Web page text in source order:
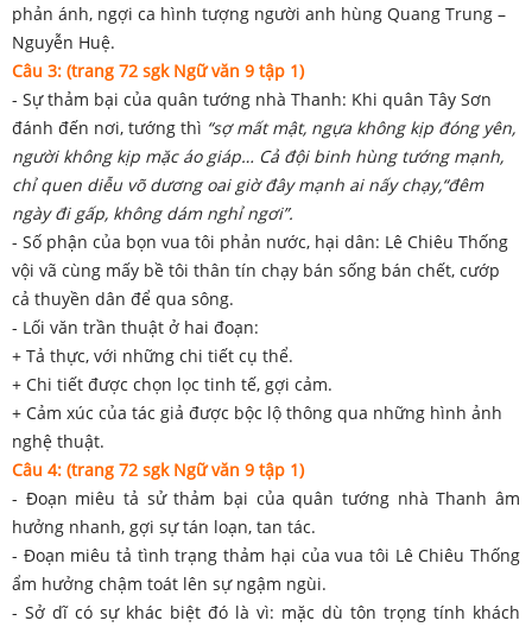
phản ánh, ngợi ca hình tượng người anh hùng Quang Trung –
Nguyễn Huệ.
Câu 3: (trang 72 sgk Ngữ văn 9 tập 1)
- Sự thảm bại của quân tướng nhà Thanh: Khi quân Tây Sơn
đánh đến nơi, tướng thì “sợ mất mật, ngựa không kịp đóng yên,
người không kịp mặc áo giáp… Cả đội binh hùng tướng mạnh,
chỉ quen diễu võ dương oai giờ đây mạnh ai nấy chạy,“đêm
ngày đi gấp, không dám nghỉ ngơi”.
- Số phận của bọn vua tôi phản nước, hại dân: Lê Chiêu Thống
vội vã cùng mấy bề tôi thân tín chạy bán sống bán chết, cướp
cả thuyền dân để qua sông.
- Lối văn trần thuật ở hai đoạn:
+ Tả thực, với những chi tiết cụ thể.
+ Chi tiết được chọn lọc tinh tế, gợi cảm.
+ Cảm xúc của tác giả được bộc lộ thông qua những hình ảnh
nghệ thuật.
Câu 4: (trang 72 sgk Ngữ văn 9 tập 1)
- Đoạn miêu tả sử thảm bại của quân tướng nhà Thanh âm
hưởng nhanh, gợi sự tán loạn, tan tác.
- Đoạn miêu tả tình trạng thảm hại của vua tôi Lê Chiêu Thống
ẩm hưởng chậm toát lên sự ngậm ngùi.
- Sở dĩ có sự khác biệt đó là vì: mặc dù tôn trọng tính khách